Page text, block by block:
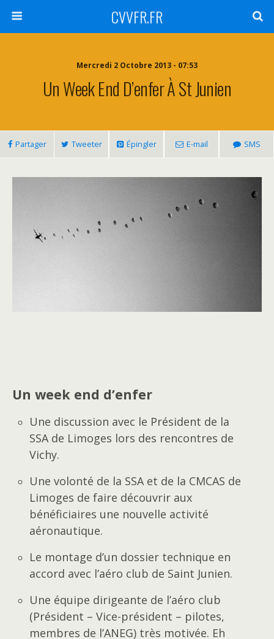
CVVFR.FR
Mercredi 2 Octobre 2013 - 07:53
Un Week End D’enfer À St Junien
Partager Tweeter Épingler E-mail SMS
Un week end d’enfer
Une discussion avec le Président de la
SSA de Limoges lors des rencontres de
Vichy.
Une volonté de la SSA et de la CMCAS de
Limoges de faire découvrir aux
bénéficiaires une nouvelle activité
aéronautique.
Le montage d’un dossier technique en
accord avec l’aéro club de Saint Junien.
Une équipe dirigeante de l’aéro club
(Président – Vice-président – pilotes,
membres de l’ANEG) très motivée. Eh